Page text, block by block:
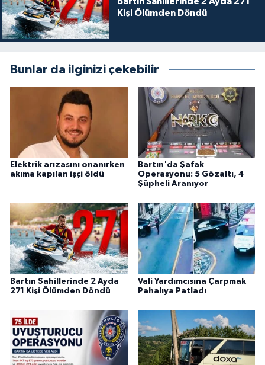
Kişi Ölümden Döndü
Bunlar da ilginizi çekebilir
Elektrik arızasını onanırken
akıma kapılan işçi öldü
Bartın'da Şafak
Operasyonu: 5 Gözaltı, 4
Şüpheli Aranıyor
Bartın Sahillerinde 2 Ayda
271 Kişi Ölümden Döndü
Vali Yardımcısına Çarpmak
Pahalıya Patladı